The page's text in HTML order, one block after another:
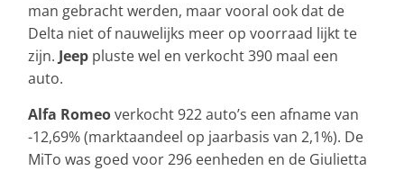
man gebracht werden, maar vooral ook dat de
Delta niet of nauwelijks meer op voorraad lijkt te
zijn. Jeep pluste wel en verkocht 390 maal een
auto.
Alfa Romeoverkocht 922 auto’s een afname van
-12,69% (marktaandeel op jaarbasis van 2,1%). De
MiTo was goed voor 296 eenheden en de Giulietta